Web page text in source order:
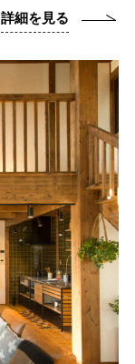
詳細を見る